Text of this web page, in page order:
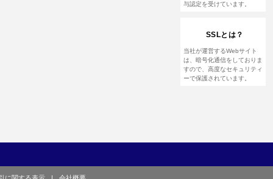
与認定を受けています。
SSLとは？
当社が運営するWebサイト
は、暗号化通信をしておりま
すので、高度なセキュリティ
ーで保護されています。